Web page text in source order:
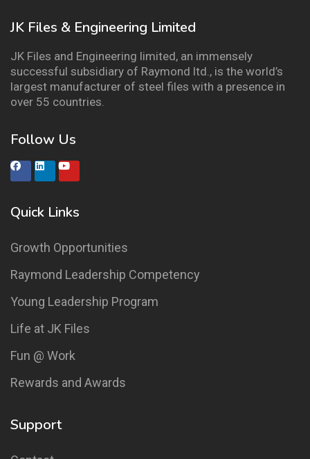
JK Files & Engineering Limited
JK Files and Engineering limited, an immensely
successful subsidiary of Raymond ltd., is the world’s
largest manufacturer of steel files with a presence in
over 55 countries.
Follow Us
Quick Links
Growth Opportunities
Raymond Leadership Competency
Young Leadership Program
Life at JK Files
Fun @ Work
Rewards and Awards
Support